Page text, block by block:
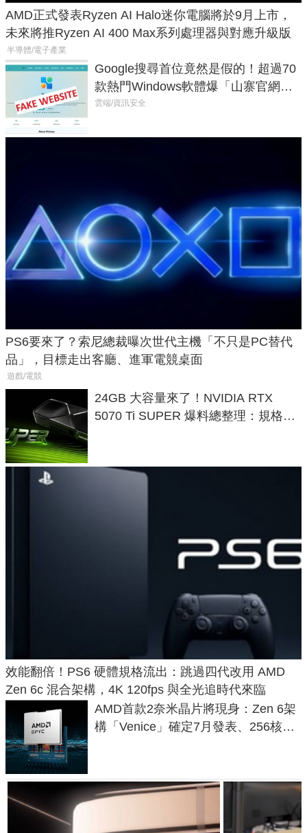
AMD正式發表Ryzen AI Halo迷你電腦將於9月上市，
未來將推Ryzen AI 400 Max系列處理器與對應升級版
半導體/電子產業
Google搜尋首位竟然是假的！超過70
款熱門Windows軟體爆「山寨官網」
危機
雲端/資訊安全
PS6要來了？索尼總裁曝次世代主機「不只是PC替代
品」，目標走出客廳、進軍電競桌面
遊戲/電競
24GB 大容量來了！NVIDIA RTX
5070 Ti SUPER 爆料總整理：規格、
效能翻倍！PS6 硬體規格流出：跳過四代改用 AMD
Zen 6c 混合架構，4K 120fps 與全光追時代來臨
AMD首款2奈米晶片將現身：Zen 6架
構「Venice」確定7月發表、256核心